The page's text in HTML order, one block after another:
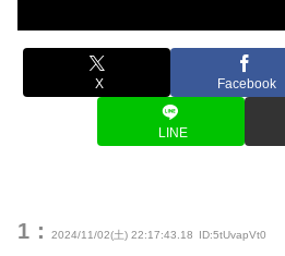
X Facebook
LINE
1： 2024/11/02(土) 22:17:43.18 ID:5tUvapVt0